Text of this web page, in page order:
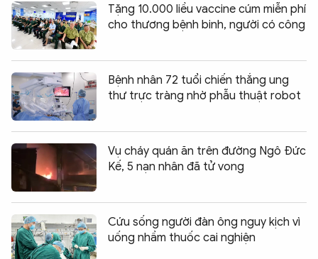
Tặng 10.000 liều vaccine cúm miễn phí
cho thương bệnh binh, người có công
Bệnh nhân 72 tuổi chiến thắng ung
thư trực tràng nhờ phẫu thuật robot
Vụ cháy quán ăn trên đường Ngô Đức
Kế, 5 nạn nhân đã tử vong
Cứu sống người đàn ông nguy kịch vì
uống nhầm thuốc cai nghiện